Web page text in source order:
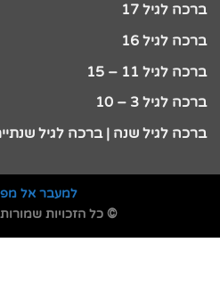
ברכה לגיל 17
ברכה לגיל 16
ברכה לגיל 11 – 15
ברכה לגיל 3 – 10
ברכה לגיל שנה | ברכה לגיל
למעבר אל
© כל הזכויות שמורות שנת